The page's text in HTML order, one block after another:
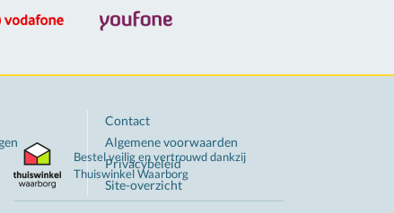
Bestel veilig en vertrouwd dankzij
ThuiswinkelWaarborg
Contact
Algemene voorwaarden
Privacybeleid
Site-overzicht